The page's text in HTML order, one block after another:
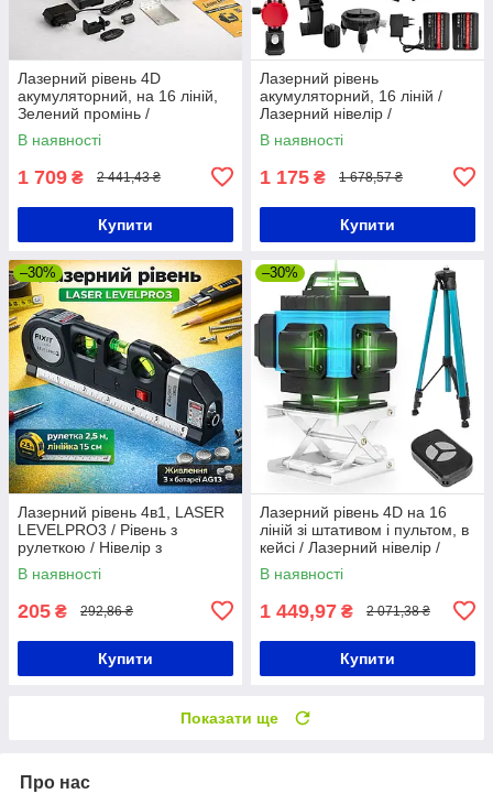
Лазерний рівень 4D
акумуляторний, на 16 ліній,
Зелений промінь /
Самовирівнювальний нівелір
лазерний
В наявності
1 709 ₴ 2 441,43 ₴
Купити
Лазерний рівень
акумуляторний, 16 ліній /
Лазерний нівелір /
Самовирівнюючий нівелір
лазерний
В наявності
1 175 ₴ 1 678,57 ₴
Купити
–30%
Лазерний рівень 4в1, LASER
LEVELPRO3 / Рівень з
рулеткою / Нівелір з
вбудованою рулеткою /
Рівень для будівельних робіт
В наявності
205 ₴ 292,86 ₴
Купити
–30%
Лазерний рівень 4D на 16
ліній зі штативом і пультом, в
кейсі / Лазерний нівелір /
Лінійний нівелір
В наявності
1 449,97 ₴ 2 071,38 ₴
Купити
Показати ще
Про нас